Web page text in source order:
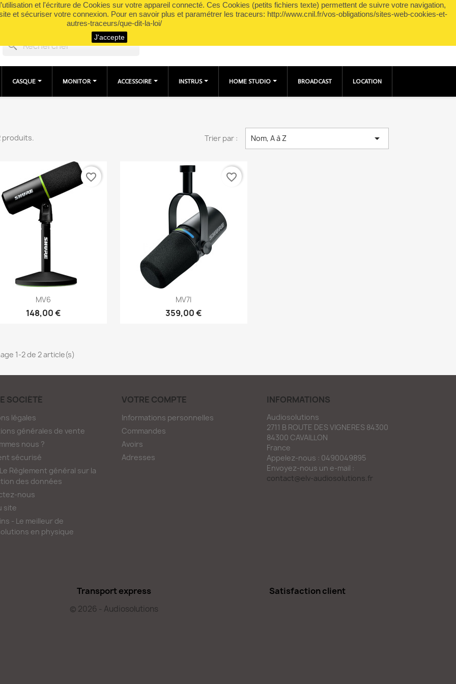
et l'écriture de Cookies sur votre appareil connecté. Ces Cookies (petits fichiers texte) permettent de suivre votre navigation,
et sécuriser votre connexion. Pour en savoir plus et paramétrer les traceurs: http://www.cnil.fr/vos-obligations/sites-web-cookies-et-
autres-traceurs/que-dit-la-loi/
J'accepte
Connexion shopping_cartPanier(0)
search
CASQUE MONITOR ACCESSOIRE INSTRUS HOME STUDIO BROADCAST LOCATION
produits. Trier par : Nom, A à Z 
MV6
148,00 €
Aperçu rapide
favorite_border
MV7I
359,00 €
Aperçu rapide
favorite_border
1-2 de 2 article(s)
SOCIÉTÉ
légales
générales de vente
nous ?
sécurisé
Règlement général sur la
des données
nous
site
- Le meilleur de
en physique
VOTRE COMPTE
Informations personnelles
Commandes
Avoirs
Adresses
INFORMATIONS
Audiosolutions
2711 B ROUTE DES VIGNERES 84300
84300 CAVAILLON
France
Appelez-nous : 0490049895
Envoyez-nous un e-mail :
contact@elv-audiosolutions.fr
Transport express Satisfaction client
© 2026 - Audiosolutions